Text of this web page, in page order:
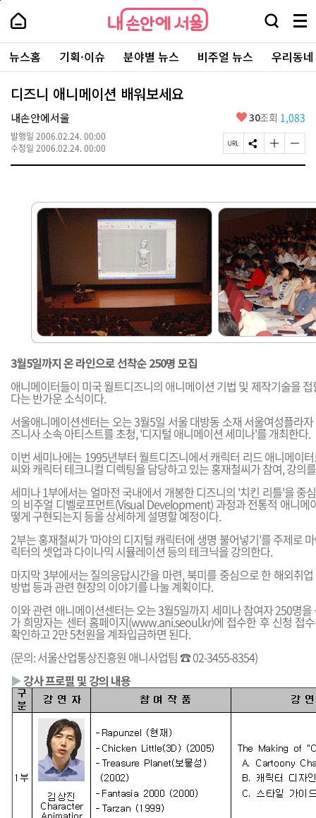
본
로
가
내
손
안
에
서
울
-
서
울
시
대
표
소
내
손
에
울
검
창
열
기
메
뉴
전
체
보
주
요
서
뉴스홈 기획·이슈 분야별 뉴스 비주얼 뉴스 우리동
디즈니 애니메이션 배워보세요
내손안에서울
발행일 2006.02.24. 00:00
수정일 2006.02.24. 00:00
좋
요
30조회 1,083
페
이
L
복
사
S
N
하
글
자
게
변
경
하
기
글
자
게
변
경
하
기
3월5일까지 온 라인으로 선착순 250명 모집
애니메이터들이 미국 월트디즈니의 애니메이션 기법 및 제작기술을
다는 반가운 소식이다.
서울애니메이션센터는 오는 3월5일 서울 대방동 소재 서울여성플라
즈니사 소속 아티스트를 초청, '디지털 애니메이션 세미나'를 개최한다.
이번 세미나에는 1995년부터 월트디즈니에서 캐릭터 리드 애니메이
씨와 캐릭터 테크니컬 디렉팅을 담당하고 있는 홍재철씨가 참여, 강의
세미나 1부에서는 얼마전 국내에서 개봉한 디즈니의 '치킨 리틀'을 중
의 비주얼 디벨로프먼트(Visual Development) 과정과 전통적 애니메
떻게 구현되는지 등을 상세하게 설명할 예정이다.
2부는 홍재철씨가 '마야의 디지털 캐릭터에 생명 불어넣기'를 주제로
릭터의 셋업과 다이나믹 시뮬레이션 등의 테크닉을 강의한다.
마지막 3부에서는 질의응답시간을 마련, 북미를 중심으로 한 해외취
방법 등과 관련 현장의 이야기를 나눌 계획이다.
이와 관련 애니메이션센터는 오는 3월5일까지 세미나 참여자 250명
가 희망자는 센터 홈페이지(www.ani.seoul.kr)에 접수한 후 신청 접
확인하고 2만 5천원을 계좌입금하면 된다.
(문의: 서울산업통상진흥원 애니사업팀 ☎ 02-3455-8354)
▶강사 프로필 및 강의 내용
페
상
단
로